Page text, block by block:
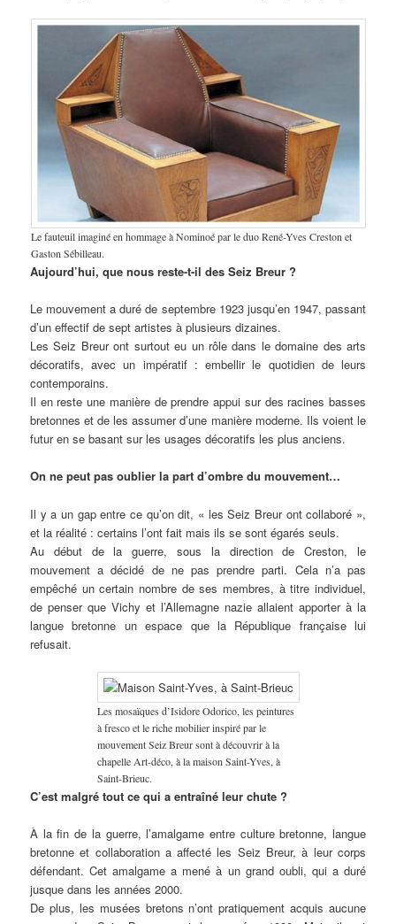
Le fauteuil imaginé en hommage à Nominoé par le duo René-Yves Creston et
Gaston Sébilleau.
Aujourd’hui, que nous reste-t-il des Seiz Breur ?
Le mouvement a duré de septembre 1923 jusqu’en 1947, passant
d’un effectif de sept artistes à plusieurs dizaines.
Les Seiz Breur ont surtout eu un rôle dans le domaine des arts
décoratifs, avec un impératif : embellir le quotidien de leurs
contemporains.
Il en reste une manière de prendre appui sur des racines basses
bretonnes et de les assumer d’une manière moderne. Ils voient le
futur en se basant sur les usages décoratifs les plus anciens.
On ne peut pas oublier la part d’ombre du mouvement…
Il y a un gap entre ce qu’on dit, « les Seiz Breur ont collaboré »,
et la réalité : certains l’ont fait mais ils se sont égarés seuls.
Au début de la guerre, sous la direction de Creston, le
mouvement a décidé de ne pas prendre parti. Cela n’a pas
empêché un certain nombre de ses membres, à titre individuel,
de penser que Vichy et l’Allemagne nazie allaient apporter à la
langue bretonne un espace que la République française lui
refusait.
Les mosaïques d’Isidore Odorico, les peintures
à fresco et le riche mobilier inspiré par le
mouvement Seiz Breur sont à découvrir à la
chapelle Art-déco, à la maison Saint-Yves, à
Saint-Brieuc.
C’est malgré tout ce qui a entraîné leur chute ?
À la fin de la guerre, l’amalgame entre culture bretonne, langue
bretonne et collaboration a affecté les Seiz Breur, à leur corps
défendant. Cet amalgame a mené à un grand oubli, qui a duré
jusque dans les années 2000.
De plus, les musées bretons n’ont pratiquement acquis aucune